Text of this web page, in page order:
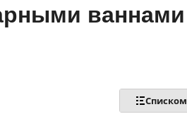
ваннами
Списком